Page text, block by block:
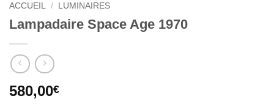
ACCUEIL / LUMINAIRES
Lampadaire Space Age 1970
580,00€